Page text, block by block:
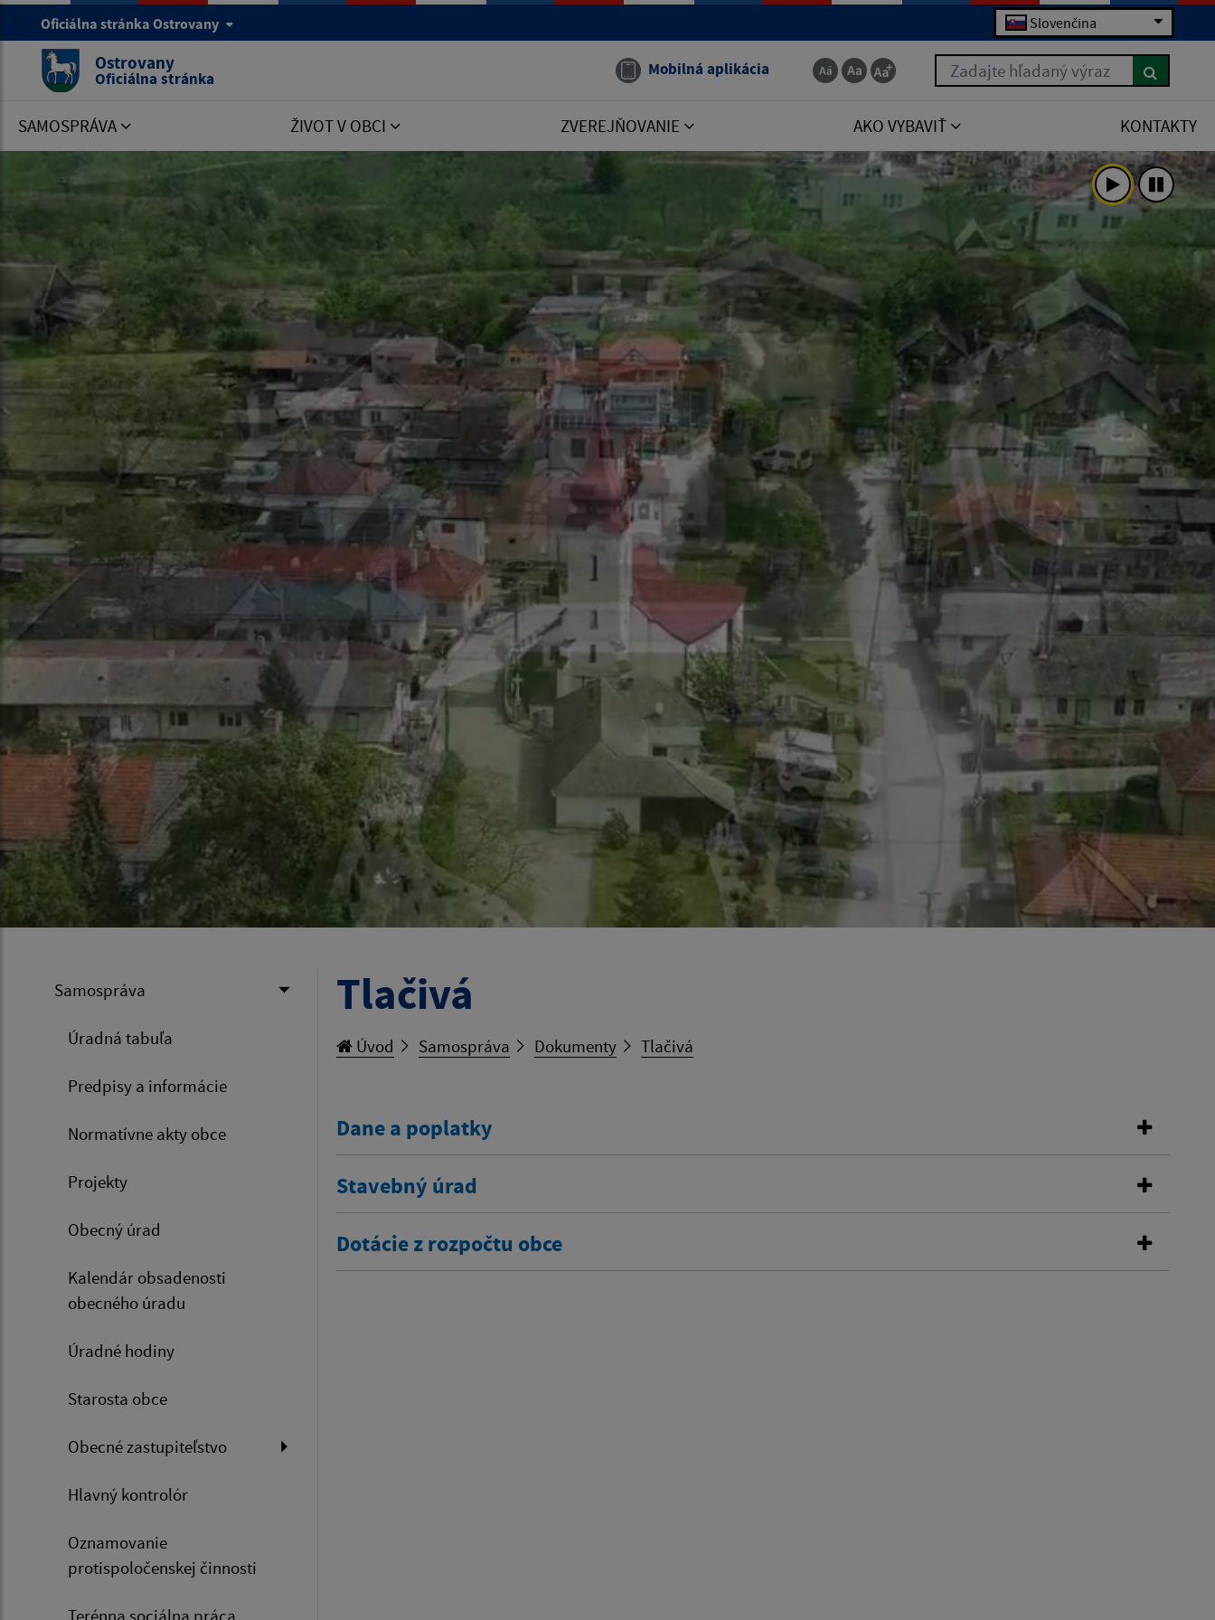
Oficiálna stránka Ostrovany Slovenčina
Ostrovany
Oficiálna stránka Mobilná aplikácia Zadajte hľadaný výraz
SAMOSPRÁVA ŽIVOT V OBCI ZVEREJŇOVANIE AKO VYBAVIŤ KONTAKTY
Samospráva
Úradná tabuľa
Predpisy a informácie
Normatívne akty obce
Projekty
Obecný úrad
Kalendár obsadenosti
obecného úradu
Úradné hodiny
Starosta obce
Obecné zastupiteľstvo
Hlavný kontrolór
Oznamovanie
protispoločenskej činnosti
Tlačivá
Úvod Samospráva Dokumenty Tlačivá
Dane a poplatky
Stavebný úrad
Dotácie z rozpočtu obce